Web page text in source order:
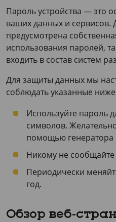
Пароль устройства — это
ваших данных и сервисов.
предусмотрена
использования паролей,
входить в состав систем
Для защиты данных мы
соблюдать указанные
Используйте пароль
символов.
помощью генератора
Никому не сообщайте
Периодически
год.
Обзор веб-